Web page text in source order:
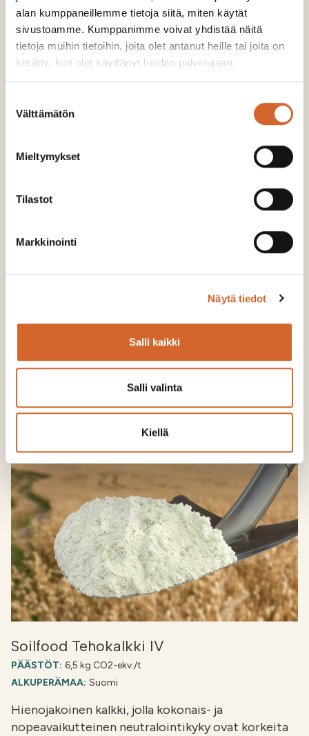
alan kumppaneillemme tietoja siitä, miten käytät
sivustoamme. Kumppanimme voivat yhdistää näitä
tietoja muihin tietoihin, joita olet antanut heille tai joita on
kerätty, kun olet käyttänyt heidän palvelujaan.
valinta
Välttämätön
Mieltymykset
Tilastot
Markkinointi
Näytä tiedot
Salli kaikki
Salli valinta
Kiellä
nopeavaikutteinen neutralointikyky ovat korkeita
verrattuna tavalliseen kalsiittiin.
Soilfood Tehokalkki IV
PÄÄSTÖT: 6,5 kg CO2-ekv./t
ALKUPERÄMAA: Suomi
Hienojakoinen kalkki, jolla kokonais- ja
nopeavaikutteinen neutralointikyky ovat korkeita